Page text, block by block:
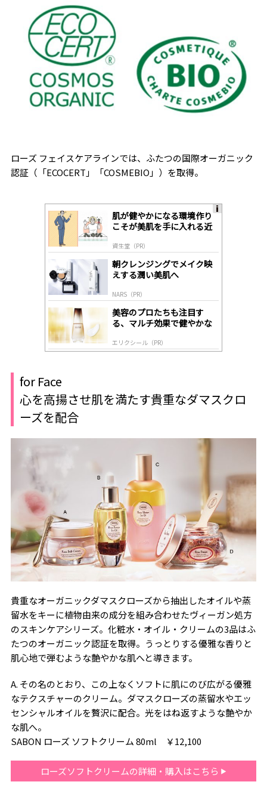
ローズ フェイスケアラインでは、ふたつの国際オーガニック
認証（「ECOCERT」「COSMEBIO」）を取得。
肌が健やかになる環境作り
こそが美肌を手に入れる近
資生堂（PR）
朝クレンジングでメイク映
えする潤い美肌へ
NARS（PR）
美容のプロたちも注目す
る、マルチ効果で健やかな
エリクシール（PR）
for Face
心を高揚させ肌を満たす貴重なダマスクロ
ーズを配合
貴重なオーガニックダマスクローズから抽出したオイルや蒸
留水をキーに植物由来の成分を組み合わせたヴィーガン処方
のスキンケアシリーズ。化粧水・オイル・クリームの3品はふ
たつのオーガニック認証を取得。うっとりする優雅な香りと
肌心地で弾むような艶やかな肌へと導きます。
A. その名のとおり、この上なくソフトに肌にのび広がる優雅
なテクスチャーのクリーム。ダマスクローズの蒸留水やエッ
センシャルオイルを贅沢に配合。光をはね返すような艶やか
な肌へ。
SABON ローズ ソフトクリーム 80ml ￥12,100
ローズソフトクリームの詳細・購入はこちら